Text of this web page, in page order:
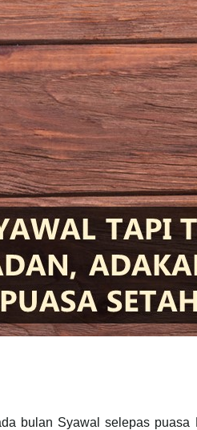
bulan Syawal selepas